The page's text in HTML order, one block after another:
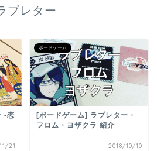
ブレター
-恋
21
ボードゲーム
[ボードゲーム] ラブレター・
フロム・ヨザクラ 紹介
2018/10/10